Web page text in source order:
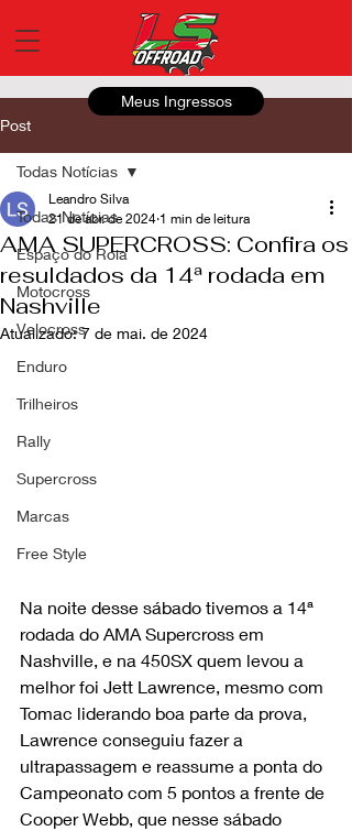
Meus Ingressos
Post
Todas Notícias
Espaço do Roia
Motocross
Velocross
Enduro
Trilheiros
Rally
Supercross
Marcas
Free Style
Todas Notícias
AMA SUPERCROSS: Confira os
resuldados da 14ª rodada em
Nashville
Leandro Silva
21 de abr. de 2024 1 min de leitura
Atualizado:7 de mai. de 2024
Na noite desse sábado tivemos a 14ª
rodada do AMA Supercross em
Nashville, e na 450SX quem levou a
melhor foi Jett Lawrence, mesmo com
Tomac liderando boa parte da prova,
Lawrence conseguiu fazer a
ultrapassagem e reassume a ponta do
Campeonato com 5 pontos a frente de
Cooper Webb, que nesse sábado